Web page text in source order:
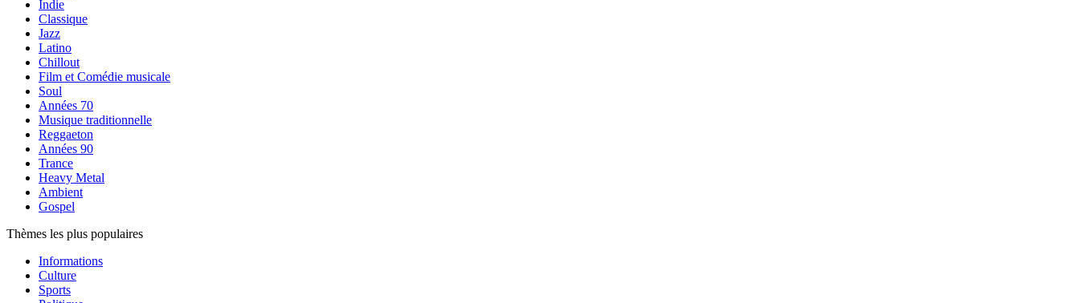
Indie
Classique
Jazz
Latino
Chillout
Film et Comédie musicale
Soul
Années 70
Musique traditionnelle
Reggaeton
Années 90
Trance
Heavy Metal
Ambient
Gospel
Thèmes les plus populaires
Informations
Culture
Sports